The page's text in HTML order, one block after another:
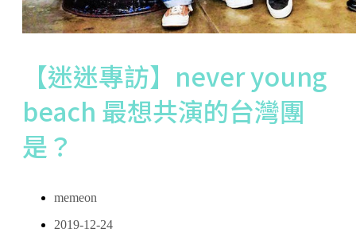
【迷迷專訪】never young
beach 最想共演的台灣團
是？
memeon
2019-12-24